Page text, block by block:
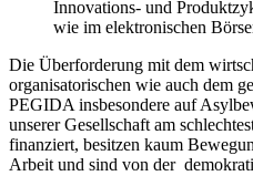
Innovations- und
wie im elektronischen
Die Überforderung mit dem
organisatorischen wie auch dem
PEGIDA insbesondere auf
unserer Gesellschaft am
finanziert, besitzen kaum
Arbeit und sind von der